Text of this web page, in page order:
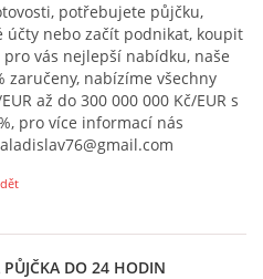
potřebujete půjčku,
nebo začít podnikat, koupit
vás nejlepší nabídku, naše
zaručeny, nabízíme všechny
až do 300 000 000 Kč/EUR s
pro více informací nás
DO 24 HODIN